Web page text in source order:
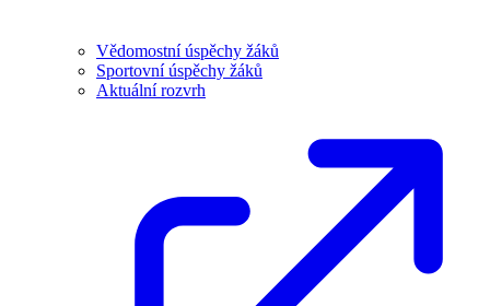
Vědomostní úspěchy žáků
Sportovní úspěchy žáků
Aktuální rozvrh